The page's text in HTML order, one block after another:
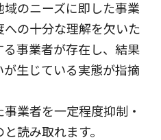
のニーズに即した事業
の十分な理解を欠いた
事業者が存在し、結果
生じている実態が指摘
業者を一定程度抑制・
読み取れます。